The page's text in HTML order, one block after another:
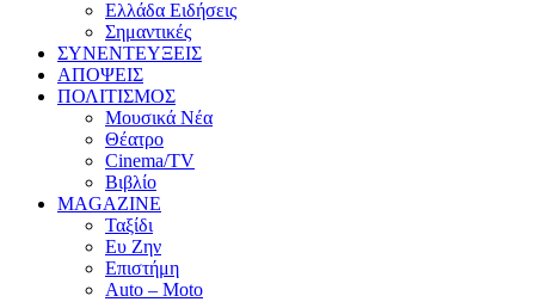
Ελλάδα Ειδήσεις
Σημαντικές
ΣΥΝΕΝΤΕΥΞΕΙΣ
ΑΠΟΨΕΙΣ
ΠΟΛΙΤΙΣΜΟΣ
Μουσικά Νέα
Θέατρο
Cinema/TV
Βιβλίο
MAGAZINE
Ταξίδι
Ευ Ζην
Επιστήμη
Auto – Moto